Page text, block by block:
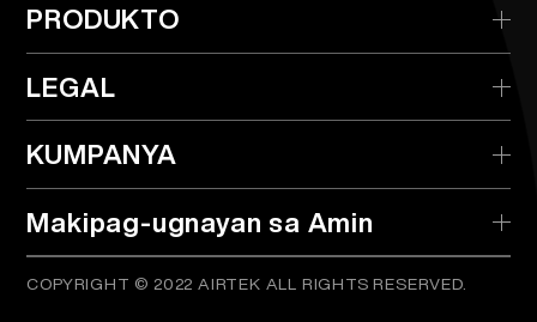
PRODUKTO
> AIRTEK na Pwedeng Itapon
> AIRTEK na Palitang Device
> AIRTEK Pods
LEGAL
> Patakaran sa Privacy
> Mga Termino at Kondisyon
KUMPANYA
> Tagapamahagi
> Pag-verify ng Produkto
> Mga Madalas na Tanong
Makipag-ugnayan sa Amin
Email:info@airtekvape.com
COPYRIGHT © 2022 AIRTEK ALL RIGHTS RESERVED.